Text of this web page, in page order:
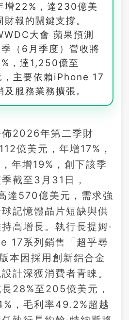
增22%，達230億美
報的關鍵支撐。
大會 蘋果預測
（6月季度）營收將
，達1,250億至
主要依賴iPhone 17
服務業務擴張。
2026年第二季財
億美元，年增17%，
年增19%，創下該季
截至3月31日，
達570億美元，需求強
記憶體晶片短缺與供
高增長。執行長提姆·
17系列銷售「超乎尋
本因採用創新鋁合金
計深獲消費者青睞。
28%至205億美元，
，毛利率49.2%超越